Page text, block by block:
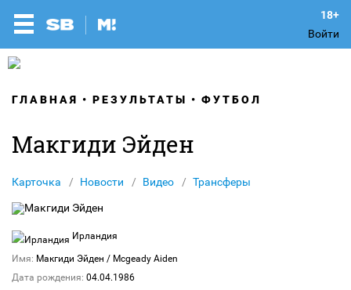
Войти
ГЛАВНАЯ РЕЗУЛЬТАТЫ ФУТБОЛ
Макгиди Эйден
Карточка Новости Видео Трансферы
Ирландия
Имя: Макгиди Эйден / Mcgeady Aiden
Дата рождения: 04.04.1986